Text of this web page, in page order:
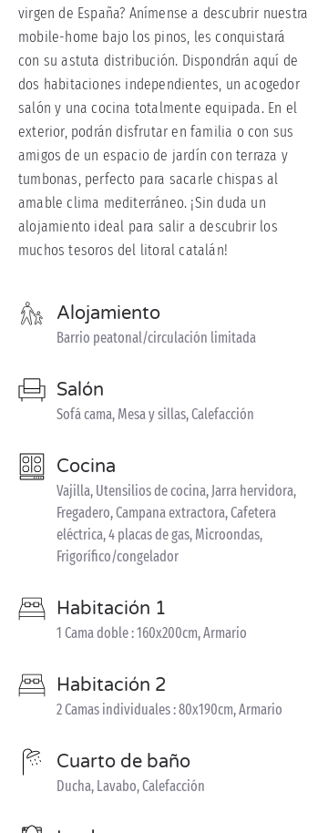
virgen de España? Anímense a descubrir nuestra
mobile-home bajo los pinos, les conquistará
con su astuta distribución. Dispondrán aquí de
dos habitaciones independientes, un acogedor
salón y una cocina totalmente equipada. En el
exterior, podrán disfrutar en familia o con sus
amigos de un espacio de jardín con terraza y
tumbonas, perfecto para sacarle chispas al
amable clima mediterráneo. ¡Sin duda un
alojamiento ideal para salir a descubrir los
muchos tesoros del litoral catalán!
Alojamiento
Barrio peatonal/circulación limitada
Salón
Sofá cama, Mesa y sillas, Calefacción
Cocina
Vajilla, Utensilios de cocina, Jarra hervidora,
Fregadero, Campana extractora, Cafetera
eléctrica, 4 placas de gas, Microondas,
Frigorífico/congelador
Habitación 1
1 Cama doble : 160x200cm, Armario
Habitación 2
2 Camas individuales : 80x190cm, Armario
Cuarto de baño
Ducha, Lavabo, Calefacción